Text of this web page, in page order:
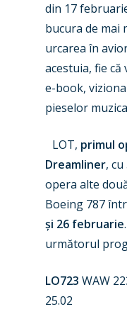
din 17
bucura de mai
urcarea în
acestuia, fie
e-book,
pieselor
LOT, primul
Dreamliner,
opera alte
Boeing 787
și 26 februarie
următorul
LO723 WAW
25.02